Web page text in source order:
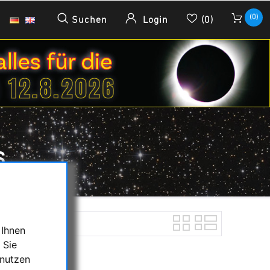
Suchen Login (0) (0)